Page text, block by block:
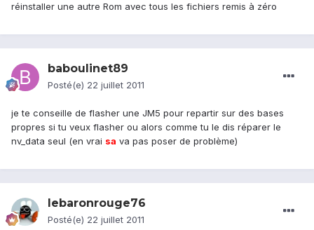
réinstaller une autre Rom avec tous les fichiers remis à zéro
baboulinet89
Posté(e) 22 juillet 2011
je te conseille de flasher une JM5 pour repartir sur des bases
propres si tu veux flasher ou alors comme tu le dis réparer le
nv_data seul (en vrai sa va pas poser de problème)
lebaronrouge76
Posté(e) 22 juillet 2011